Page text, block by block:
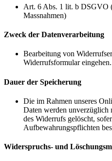
Art. 6 Abs. 1 lit. b DSGVO
Massnahmen)
Zweck der Datenverarbeitung
Bearbeitung von
Widerrufsformular eingehen.
Dauer der Speicherung
Die im Rahmen unseres
Daten werden unverzüglich
des Widerrufs gelöscht,
Aufbewahrungspflichten
Widerspruchs- und